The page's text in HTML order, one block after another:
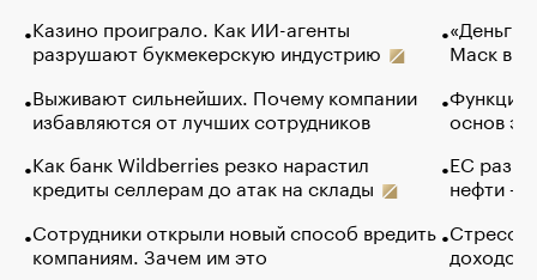
Казино проиграло. Как ИИ-агенты
разрушают букмекерскую индустрию
Выживают сильнейших. Почему компании
избавляются от лучших сотрудников
Как банк Wildberries резко нарастил
кредиты селлерам до атак на склады
Сотрудники открыли новый способ вредить
компаниям. Зачем им это
«Деньги
Маск в
Функции
основ
ЕС
нефти —
Стресс
доходов